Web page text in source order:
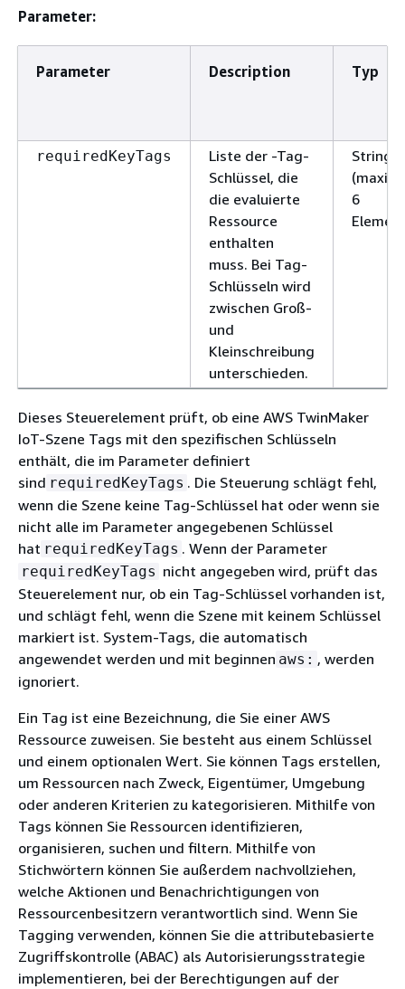
Parameter:
Parameter Description Typ
requiredKeyTags
Liste der -Tag-
Schlüssel, die
die evaluierte
Ressource
enthalten
muss. Bei Tag-
Schlüsseln wird
zwischen Groß-
und
Kleinschreibung
unterschieden.
6
Dieses Steuerelement prüft, ob eine AWS TwinMaker
IoT-Szene Tags mit den spezifischen Schlüsseln
enthält, die im Parameter definiert
sind requiredKeyTags . Die Steuerung schlägt fehl,
wenn die Szene keine Tag-Schlüssel hat oder wenn sie
nicht alle im Parameter angegebenen Schlüssel
hat requiredKeyTags . Wenn der Parameter
requiredKeyTags nicht angegeben wird, prüft das
Steuerelement nur, ob ein Tag-Schlüssel vorhanden ist,
und schlägt fehl, wenn die Szene mit keinem Schlüssel
markiert ist. System-Tags, die automatisch
angewendet werden und mit beginnen aws: , werden
ignoriert.
Ein Tag ist eine Bezeichnung, die Sie einer AWS
Ressource zuweisen. Sie besteht aus einem Schlüssel
und einem optionalen Wert. Sie können Tags erstellen,
um Ressourcen nach Zweck, Eigentümer, Umgebung
oder anderen Kriterien zu kategorisieren. Mithilfe von
Tags können Sie Ressourcen identifizieren,
organisieren, suchen und filtern. Mithilfe von
Stichwörtern können Sie außerdem nachvollziehen,
welche Aktionen und Benachrichtigungen von
Ressourcenbesitzern verantwortlich sind. Wenn Sie
Tagging verwenden, können Sie die attributebasierte
Zugriffskontrolle (ABAC) als Autorisierungsstrategie
implementieren, bei der Berechtigungen auf der